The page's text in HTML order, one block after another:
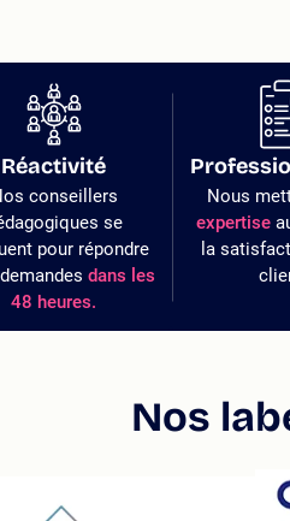
Réactivité
conseillers
se
pour répondre
dans les
48 heures.
Nous
expertise
la
Nos